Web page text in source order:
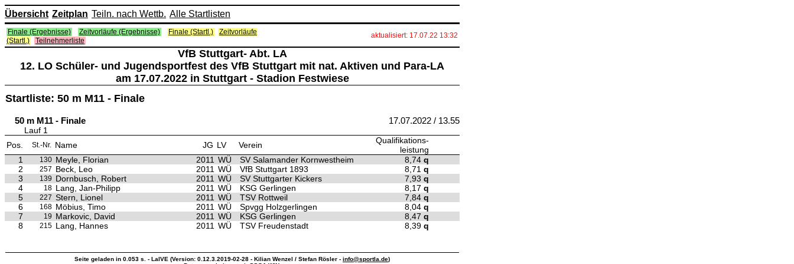
Übersicht Zeitplan Teiln. nach Wettb. Alle Startlisten
Finale (Ergebnisse) Zeitvorläufe (Ergebnisse) Finale (Startl.)
Zeitvorläufe
(Startl.)
Teilnehmerliste
aktualisiert: 17.07.22 13:32
VfB Stuttgart- Abt. LA
12. LO Schüler- und Jugendsportfest des VfB Stuttgart mit nat. Aktiven und Para-LA
am 17.07.2022 in Stuttgart - Stadion Festwiese
Startliste: 50 m M11 - Finale
50 m M11 - Finale 17.07.2022 / 13.55
Lauf 1
Pos.
St.-Nr. Name JG LV Verein
Qualifikations-
leistung
1
130 Meyle, Florian 2011 WÜ SV Salamander Kornwestheim 8,74 q
2
257 Beck, Leo 2011 WÜ VfB Stuttgart 1893 8,71 q
3
139 Dornbusch, Robert 2011 WÜ SV Stuttgarter Kickers 7,93 q
4
18 Lang, Jan-Philipp 2011 WÜ KSG Gerlingen 8,17 q
5
227 Stern, Lionel 2011 WÜ TSV Rottweil 7,84 q
6
168 Möbius, Timo 2011 WÜ Spvgg Holzgerlingen 8,04 q
7
19 Markovic, David 2011 WÜ KSG Gerlingen 8,47 q
8
215 Lang, Hannes 2011 WÜ TSV Freudenstadt 8,39 q
Seite geladen in 0.053 s. - LaIVE (Version: 0.12.3.2019-02-28 - Kilian Wenzel / Stefan Rösler - info@sportla.de)